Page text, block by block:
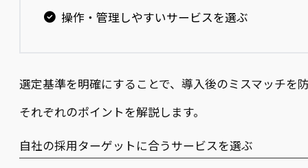
操作・管理しやすいサービスを選ぶ
選定基準を明確にすることで、導入後のミスマッチを
それぞれのポイントを解説します。
自社の採用ターゲットに合うサービスを選ぶ